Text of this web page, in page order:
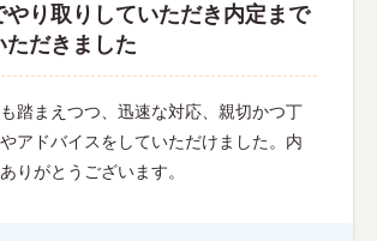
やり取りしていただき内定まで
ただきました
踏まえつつ、迅速な対応、親切かつ丁
アドバイスをしていただけました。内
りがとうございます。